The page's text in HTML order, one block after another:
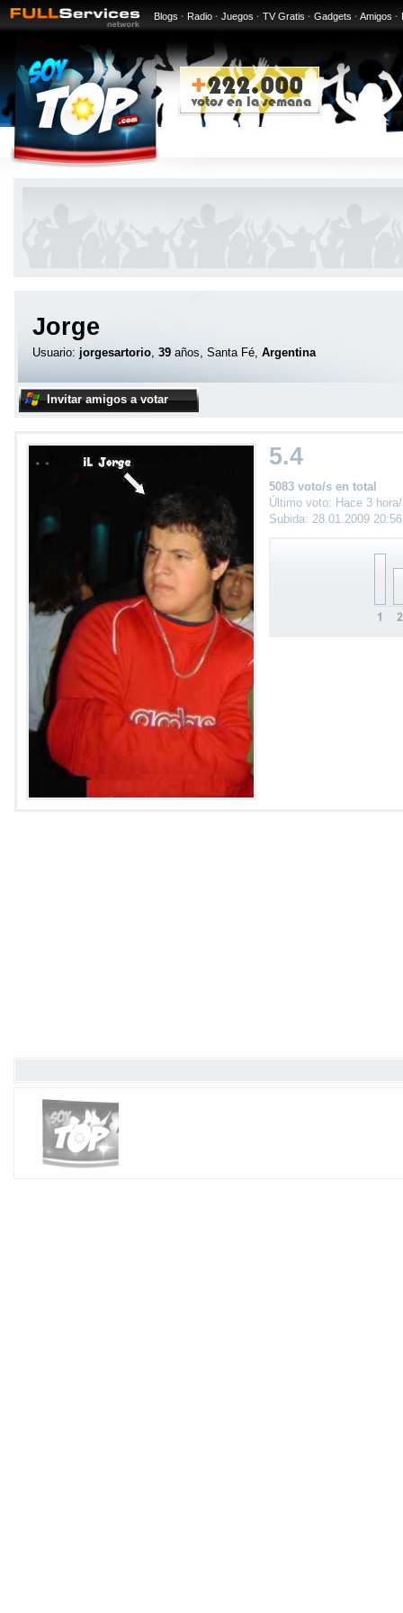
Blogs · Radio · Juegos · TV Gratis · Gadgets · Amigos ·
Jorge
Usuario: jorgesartorio, 39 años, Santa Fé, Argentina
Invitar amigos a votar
5.4
5083 voto/s en total
Último voto: Hace 3
Subida: 28.01.2009